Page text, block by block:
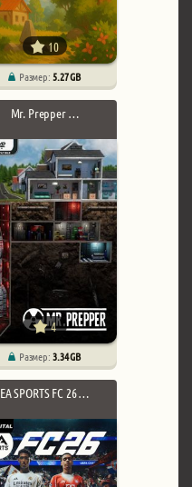
10
Размер:5.27 GB
Mr. Prepper …
4
Размер:3.34 GB
EA SPORTS FC 26 …